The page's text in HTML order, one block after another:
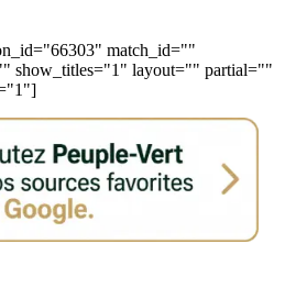
match_id=""
show_titles="1" layout="" partial=""